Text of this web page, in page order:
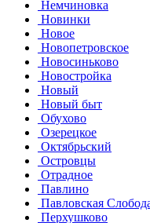
Немчиновка
Новинки
Новое
Новопетровское
Новосиньково
Новостройка
Новый
Новый быт
Обухово
Озерецкое
Октябрьский
Островцы
Отрадное
Павлино
Павловская
Перхушково